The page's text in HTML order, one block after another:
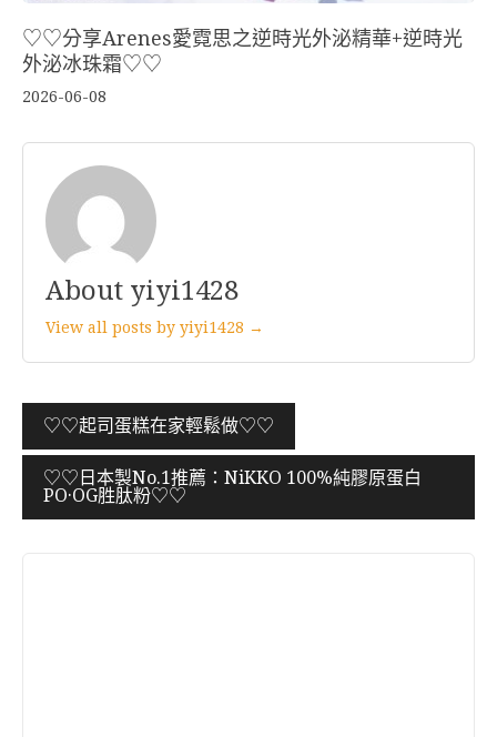
♡♡分享Arenes愛霓思之逆時光外泌精華+逆時光
外泌冰珠霜♡♡
2026-06-08
About yiyi1428
View all posts by yiyi1428 →
文
章
導
覽
♡♡起司蛋糕在家輕鬆做♡♡
♡♡日本製No.1推薦：NiKKO 100%純膠原蛋白
PO·OG胜肽粉♡♡